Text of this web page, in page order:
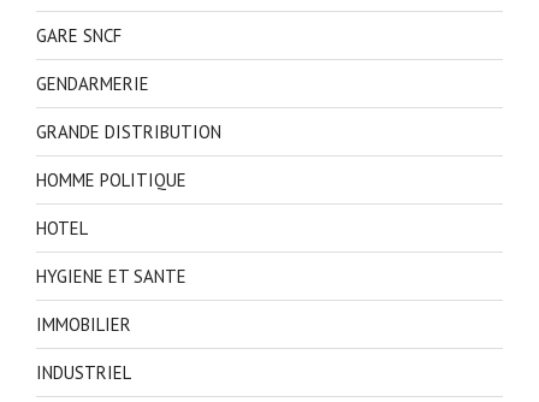
GARE SNCF
GENDARMERIE
GRANDE DISTRIBUTION
HOMME POLITIQUE
HOTEL
HYGIENE ET SANTE
IMMOBILIER
INDUSTRIEL